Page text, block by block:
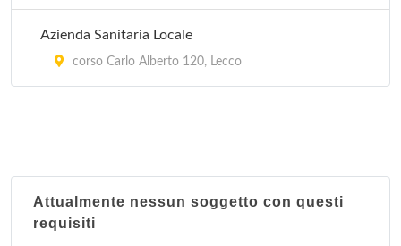
Azienda Sanitaria Locale
corso Carlo Alberto 120, Lecco
Attualmente nessun soggetto con questi
requisiti